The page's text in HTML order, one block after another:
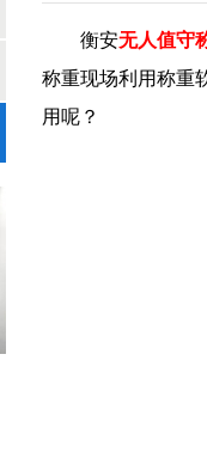
衡安无人值守
称重现场利用称重
用呢？